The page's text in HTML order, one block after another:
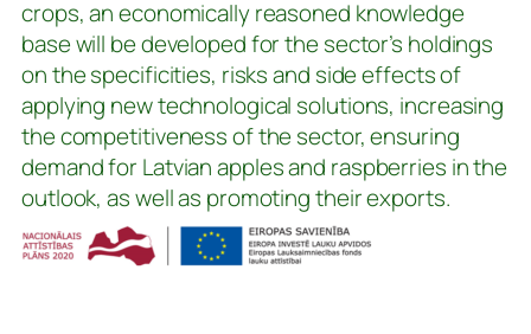
crops, an economically reasoned knowledge
base will be developed for the sector’s holdings
on the specificities, risks and side effects of
applying new technological solutions, increasing
the competitiveness of the sector, ensuring
demand for Latvian apples and raspberries in the
outlook, as well as promoting their exports.